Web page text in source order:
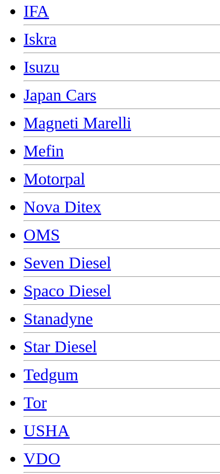
IFA
Iskra
Isuzu
Japan Cars
Magneti Marelli
Mefin
Motorpal
Nova Ditex
OMS
Seven Diesel
Spaco Diesel
Stanadyne
Star Diesel
Tedgum
Tor
USHA
VDO